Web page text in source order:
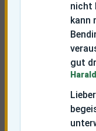
nicht
kann
gut